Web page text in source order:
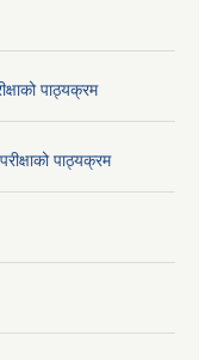
पाठ्यक्रम
पाठ्यक्रम